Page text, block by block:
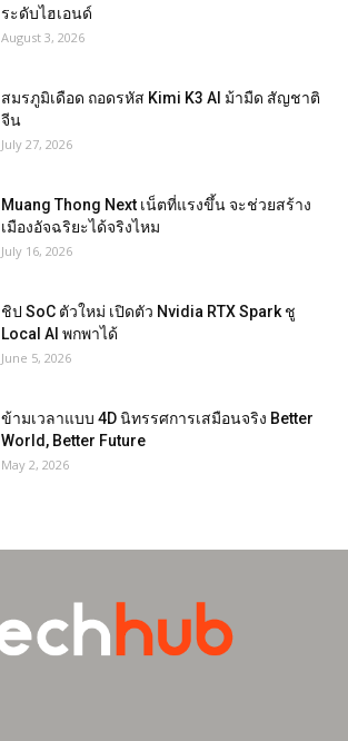
ระดับไฮเอนด์
August 3, 2026
สมรภูมิเดือด ถอดรหัส Kimi K3 AI ม้ามืด สัญชาติ
จีน
July 27, 2026
Muang Thong Next เน็ตที่แรงขึ้น จะช่วยสร้าง
เมืองอัจฉริยะได้จริงไหม
July 16, 2026
ชิป SoC ตัวใหม่ เปิดตัว Nvidia RTX Spark ชู
Local AI พกพาได้
June 5, 2026
ข้ามเวลาแบบ 4D นิทรรศการเสมือนจริง Better
World, Better Future
May 2, 2026